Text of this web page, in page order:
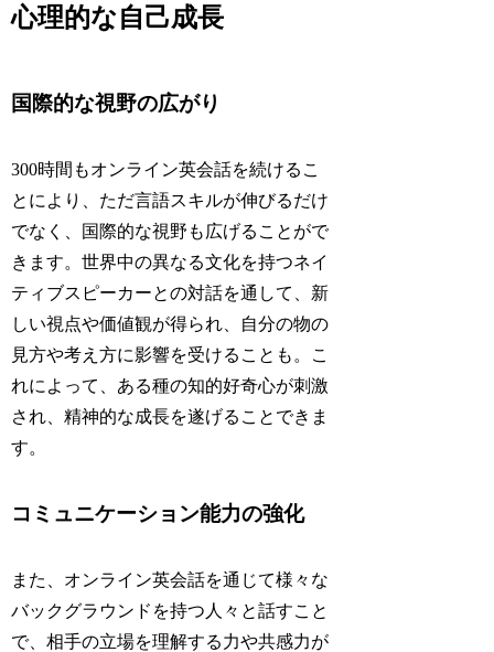
心理的な自己成長
国際的な視野の広がり
300時間もオンライン英会話を続けるこ
とにより、ただ言語スキルが伸びるだけ
でなく、国際的な視野も広げることがで
きます。世界中の異なる文化を持つネイ
ティブスピーカーとの対話を通して、新
しい視点や価値観が得られ、自分の物の
見方や考え方に影響を受けることも。こ
れによって、ある種の知的好奇心が刺激
され、精神的な成長を遂げることできま
す。
コミュニケーション能力の強化
また、オンライン英会話を通じて様々な
バックグラウンドを持つ人々と話すこと
で、相手の立場を理解する力や共感力が